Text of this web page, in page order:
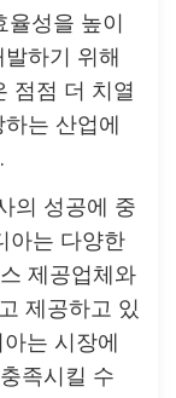
율성을 높이
하기 위해
점점 더 치열
는 산업에
의 성공에 중
아는 다양한
제공업체와
제공하고 있
는 시장에
족시킬 수